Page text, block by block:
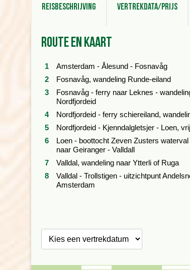
Reisbeschrijving Vertrekdata/prijs
Route en kaart
Amsterdam - Ålesund - Fosnavåg
Fosnavåg, wandeling Runde-eiland
Fosnavåg - ferry naar Leknes -
Nordfjordeid
Nordfjordeid - ferry schiereiland,
Nordfjordeid - Kjenndalgletsjer - Loen,
Loen - boottocht Zeven Zusters
naar Geiranger - Valldall
Valldal, wandeling naar Ytterli of Ruga
Valldal - Trollstigen - uitzichtpunt
Amsterdam